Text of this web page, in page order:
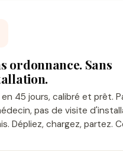
ordonnance. Sans
en 45 jours, calibré et prêt.
pas de visite
Dépliez, chargez, partez.